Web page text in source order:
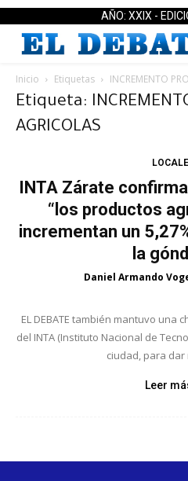
AÑO: XXIX -
Inicio Etiquetas INCREMENTO
Etiqueta:
AGRICOLAS
INTA Zárate
“los productos
incrementan un
la
Daniel Armando
EL DEBATE también mantuvo una
del INTA (Instituto Nacional de
ciudad, para dar
Leer